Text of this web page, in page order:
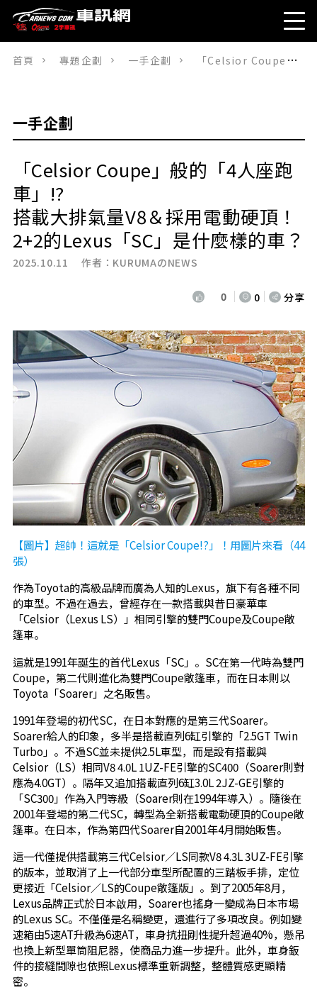
首頁 專題企劃 一手企劃 「Celsior Coupe」般的「4人座跑車」!? 搭載大排氣量V8＆採用電動硬頂！2+2的Lexus「SC」是什麼樣的車？
一手企劃
「Celsior Coupe」般的「4人座跑
車」!?
搭載大排氣量V8＆採用電動硬頂！
2+2的Lexus「SC」是什麼樣的車？
2025.10.11 作者： KURUMAのNEWS
0 0 分享
【圖片】超帥！這就是「Celsior Coupe!?」！用圖片來看（44
張）
作為Toyota的高級品牌而廣為人知的Lexus，旗下有各種不同
的車型。不過在過去，曾經存在一款搭載與昔日豪華車
「Celsior（Lexus LS）」相同引擎的雙門Coupe及Coupe敞
篷車。
這就是1991年誕生的首代Lexus「SC」。SC在第一代時為雙門
Coupe，第二代則進化為雙門Coupe敞篷車，而在日本則以
Toyota「Soarer」之名販售。
1991年登場的初代SC，在日本對應的是第三代Soarer。
Soarer給人的印象，多半是搭載直列6缸引擎的「2.5GT Twin
Turbo」。不過SC並未提供2.5L車型，而是設有搭載與
Celsior（LS）相同V8 4.0L 1UZ-FE引擎的SC400（Soarer則對
應為4.0GT）。隔年又追加搭載直列6缸3.0L 2JZ-GE引擎的
「SC300」作為入門等級（Soarer則在1994年導入）。隨後在
2001年登場的第二代SC，轉型為全新搭載電動硬頂的Coupe敞
篷車。在日本，作為第四代Soarer自2001年4月開始販售。
這一代僅提供搭載第三代Celsior／LS同款V8 4.3L 3UZ-FE引擎
的版本，並取消了上一代部分車型所配置的三踏板手排，定位
更接近「Celsior／LS的Coupe敞篷版」。到了2005年8月，
Lexus品牌正式於日本啟用，Soarer也搖身一變成為日本市場
的Lexus SC。不僅僅是名稱變更，還進行了多項改良。例如變
速箱由5速AT升級為6速AT，車身抗扭剛性提升超過40%，懸吊
也換上新型單筒阻尼器，使商品力進一步提升。此外，車身鈑
件的接縫間隙也依照Lexus標準重新調整，整體質感更顯精
密。